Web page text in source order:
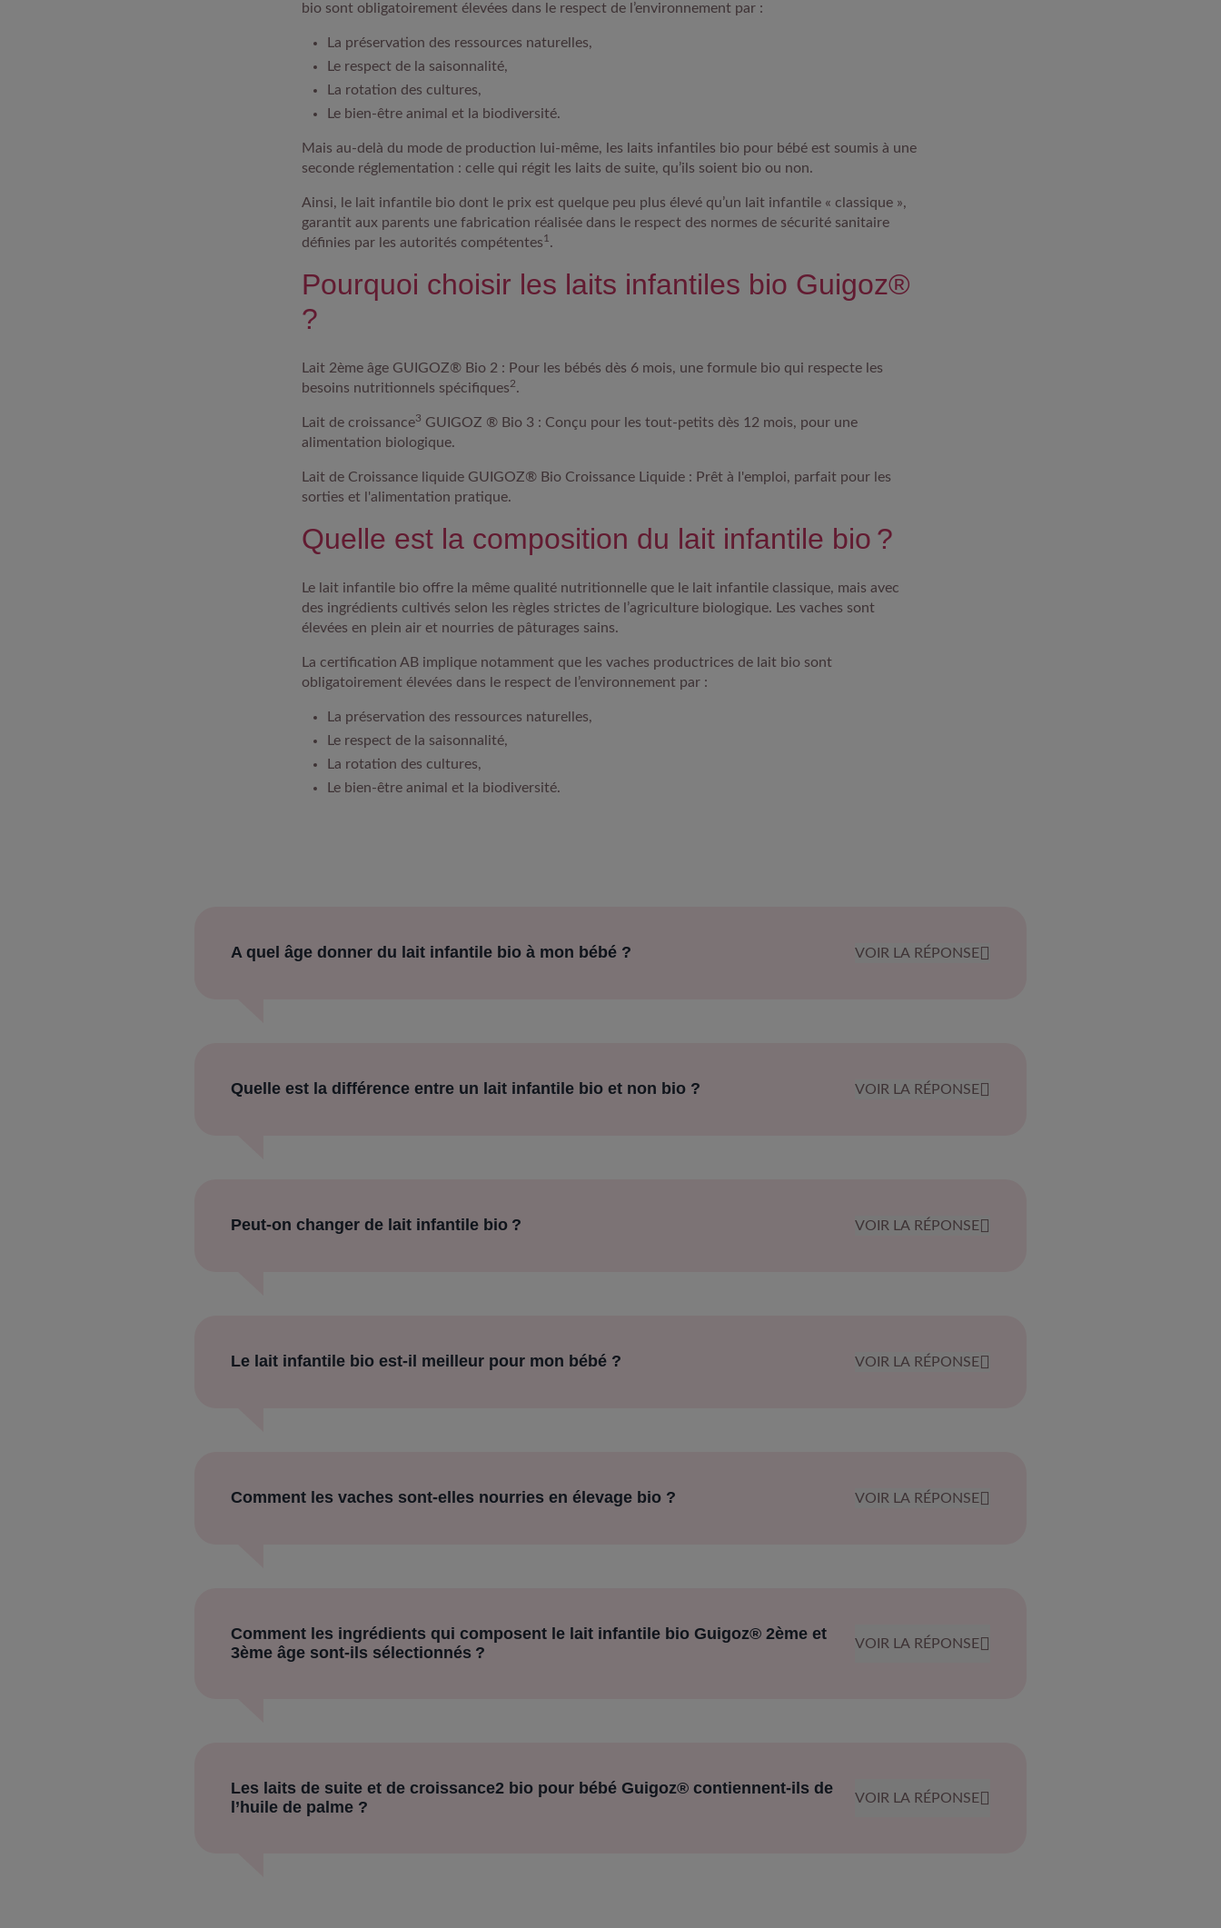
bio sont obligatoirement élevées dans le respect de l’environnement par :
La préservation des ressources naturelles,
Le respect de la saisonnalité,
La rotation des cultures,
Le bien-être animal et la biodiversité.
Mais au-delà du mode de production lui-même, les laits infantiles bio pour bébé est soumis à une
seconde réglementation : celle qui régit les laits de suite, qu’ils soient bio ou non.
Ainsi, le lait infantile bio dont le prix est quelque peu plus élevé qu’un lait infantile « classique »,
garantit aux parents une fabrication réalisée dans le respect des normes de sécurité sanitaire
définies par les autorités compétentes1 .
Pourquoi choisir les laits infantiles bio Guigoz®
?
Lait 2ème âge GUIGOZ® Bio 2: Pour les bébés dès 6 mois, une formule bio qui respecte les
besoins nutritionnels spécifiques2.
Lait de croissance3 GUIGOZ ® Bio 3: Conçu pour les tout-petits dès 12 mois, pour une
alimentation biologique.
Lait de Croissance liquide GUIGOZ® Bio Croissance Liquide : Prêt à l'emploi, parfait pour les
sorties et l'alimentation pratique.
Quelle est la composition du lait infantile bio ?
Le lait infantile bio offre la même qualité nutritionnelle que le lait infantile classique, mais avec
des ingrédients cultivés selon les règles strictes de l’agriculture biologique. Les vaches sont
élevées en plein air et nourries de pâturages sains.
La certification AB implique notamment que les vaches productrices de lait bio sont
obligatoirement élevées dans le respect de l’environnement par :
La préservation des ressources naturelles,
Le respect de la saisonnalité,
La rotation des cultures,
Le bien-être animal et la biodiversité.
A quel âge donner du lait infantile bio à mon bébé ? VOIR LA RÉPONSE
Quelle est la différence entre un lait infantile bio et non bio ? VOIR LA RÉPONSE
Peut-on changer de lait infantile bio ? VOIR LA RÉPONSE
Le lait infantile bio est-il meilleur pour mon bébé ? VOIR LA RÉPONSE
Comment les vaches sont-elles nourries en élevage bio ? VOIR LA RÉPONSE
Comment les ingrédients qui composent le lait infantile bio Guigoz® 2ème et
3ème âge sont-ils sélectionnés ?
VOIR LA RÉPONSE
Les laits de suite et de croissance2 bio pour bébé Guigoz® contiennent-ils de
l’huile de palme ?
VOIR LA RÉPONSE